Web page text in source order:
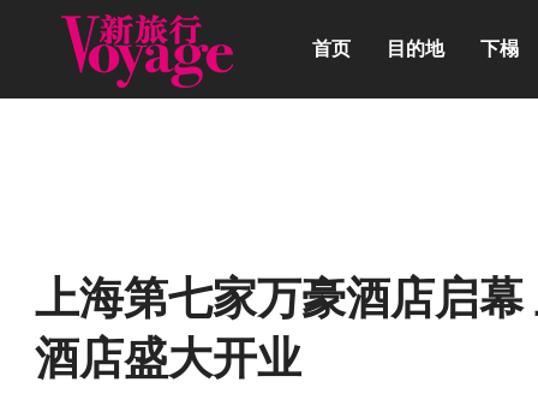
首页 目的地 下榻
上海第七家万豪酒店启
酒店盛大开业